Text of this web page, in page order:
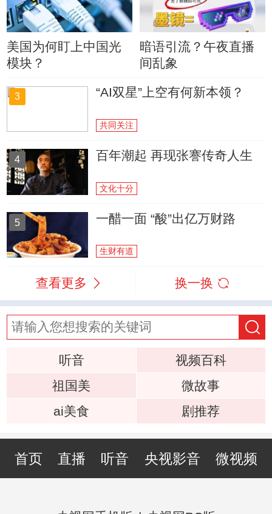
美国为何盯上中国光
模块？
暗语引流？午夜直播
间乱象
3 “AI双星”上空有何新本领？
共同关注
4 百年潮起 再现张謇传奇人生
文化十分
5 一醋一面 “酸”出亿万财路
生财有道
查看更多 换一换
听音
视频百科
祖国美
微故事
ai美食
剧推荐
首页 直播 听音 央视影音 微视频